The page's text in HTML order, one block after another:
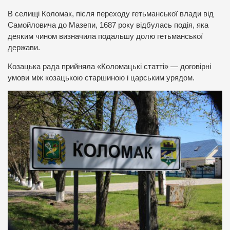
В селищі Коломак, після переходу гетьманської влади від
Самойловича до Мазепи, 1687 року відбулась подія, яка
деяким чином визначила подальшу долю гетьманської
держави.
Козацька рада прийняла «Коломацькі статті» — договірні
умови між козацькою старшиною і царським урядом.